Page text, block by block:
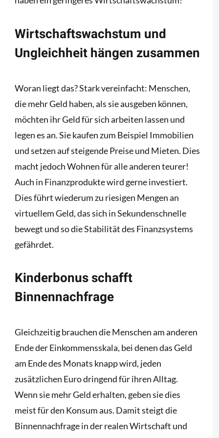
Wirtschaftswachstum und
Ungleichheit hängen zusammen
Woran liegt das? Stark vereinfacht: Menschen,
die mehr Geld haben, als sie ausgeben können,
möchten ihr Geld für sich arbeiten lassen und
legen es an. Sie kaufen zum Beispiel Immobilien
und setzen auf steigende Preise und Mieten. Dies
macht jedoch Wohnen für alle anderen teurer!
Auch in Finanzprodukte wird gerne investiert.
Dies führt wiederum zu riesigen Mengen an
virtuellem Geld, das sich in Sekundenschnelle
bewegt und so die Stabilität des Finanzsystems
gefährdet.
Kinderbonus schafft
Binnennachfrage
Gleichzeitig brauchen die Menschen am anderen
Ende der Einkommensskala, bei denen das Geld
am Ende des Monats knapp wird, jeden
zusätzlichen Euro dringend für ihren Alltag.
Wenn sie mehr Geld erhalten, geben sie dies
meist für den Konsum aus. Damit steigt die
Binnennachfrage in der realen Wirtschaft und